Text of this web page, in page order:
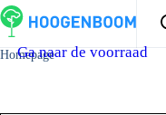
Homepage
Ga naar de voorraad